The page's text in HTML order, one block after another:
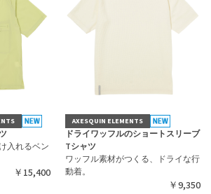
入れるベン
￥15,400
AXESQUIN ELEMENTS
ドライワッフルのショートスリーブ
Tシャツ
ワッフル素材がつくる、ドライな行
動着。
￥9,350